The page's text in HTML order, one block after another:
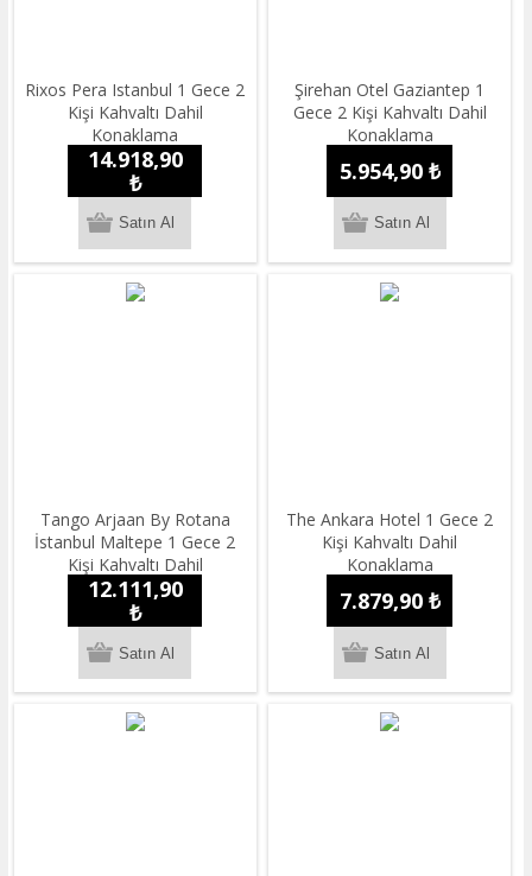
Rixos Pera Istanbul 1 Gece 2
Kişi Kahvaltı Dahil
Konaklama
14.918,90
₺
Şirehan Otel Gaziantep 1
Gece 2 Kişi Kahvaltı Dahil
Konaklama
5.954,90 ₺
Tango Arjaan By Rotana
İstanbul Maltepe 1 Gece 2
Kişi Kahvaltı Dahil
Konaklama
12.111,90
₺
The Ankara Hotel 1 Gece 2
Kişi Kahvaltı Dahil
Konaklama
7.879,90 ₺